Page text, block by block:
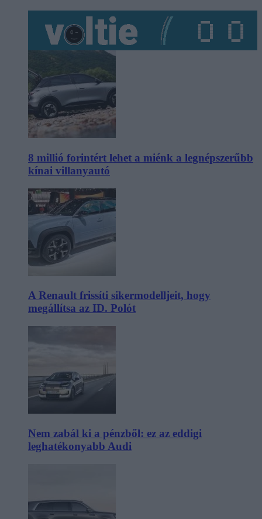
8 millió forintért lehet a miénk a legnépszerűbb
kínai villanyautó
A Renault frissíti sikermodelljeit, hogy
megállítsa az ID. Polót
Nem zabál ki a pénzből: ez az eddigi
leghatékonyabb Audi